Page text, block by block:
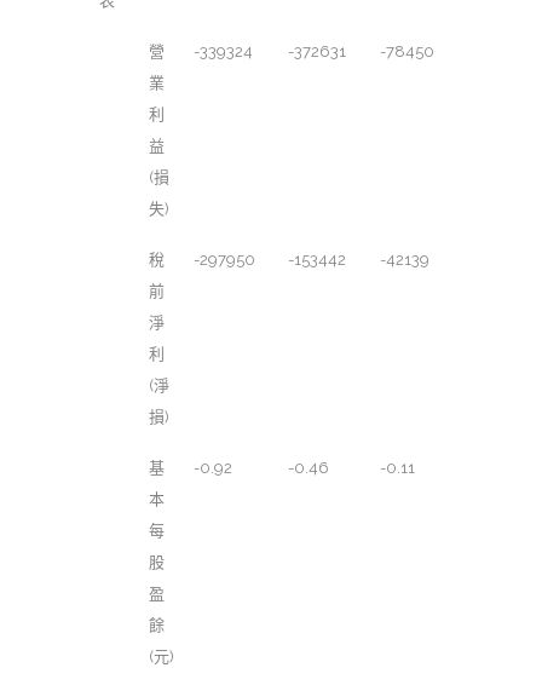
營
業
利
益
(損
失)
-339324 -372631 -78450
稅
前
淨
利
(淨
損)
-297950 -153442 -42139
基
本
每
股
盈
餘
(元)
-0.92 -0.46 -0.11